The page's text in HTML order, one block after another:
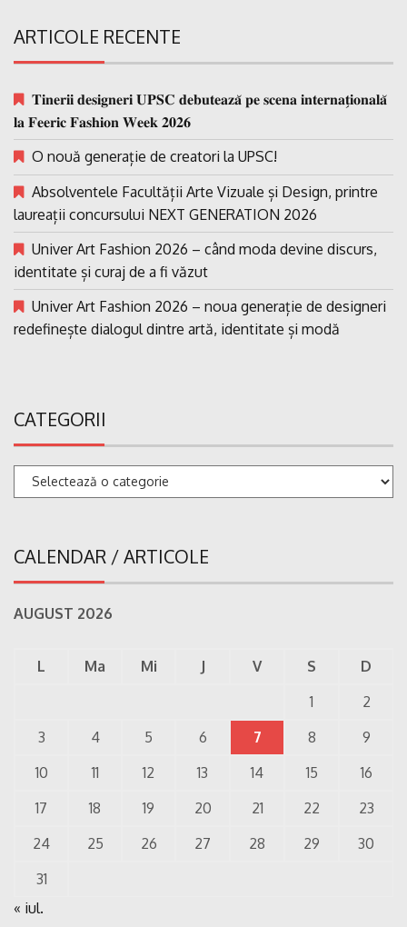
ARTICOLE RECENTE
𝐓𝐢𝐧𝐞𝐫𝐢𝐢 𝐝𝐞𝐬𝐢𝐠𝐧𝐞𝐫𝐢 𝐔𝐏𝐒𝐂 𝐝𝐞𝐛𝐮𝐭𝐞𝐚𝐳𝐚̆ 𝐩𝐞 𝐬𝐜𝐞𝐧𝐚 𝐢𝐧𝐭𝐞𝐫𝐧𝐚𝐭̗𝐢𝐨𝐧𝐚𝐥𝐚̆
𝐥𝐚 𝐅𝐞𝐞𝐫𝐢𝐜 𝐅𝐚𝐬𝐡𝐢𝐨𝐧 𝐖𝐞𝐞𝐤 𝟐𝟎𝟐𝟔
O nouă generație de creatori la UPSC!
Absolventele Facultății Arte Vizuale și Design, printre
laureații concursului NEXT GENERATION 2026
Univer Art Fashion 2026 – când moda devine discurs,
identitate și curaj de a fi văzut
Univer Art Fashion 2026 – noua generație de designeri
redefinește dialogul dintre artă, identitate și modă
CATEGORII
Categorii
CALENDAR / ARTICOLE
AUGUST 2026
L Ma Mi J V S
D
1
2
3
4 5 6 7 8
9
10
11 12 13 14 15
16
17
18 19 20 21 22
23
24
25 26 27 28 29
30
31
« iul.